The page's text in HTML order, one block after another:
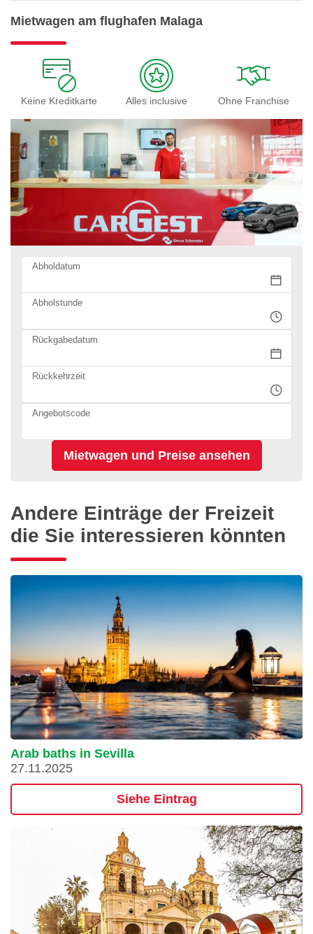
Mietwagen am flughafen Malaga
Keine Kreditkarte Alles inclusive Ohne Franchise
Abholdatum
Abholstunde
Rückgabedatum
Rückkehrzeit
Angebotscode
Andere Einträge der Freizeit
die Sie interessieren könnten
Arab baths in Sevilla
27.11.2025
Siehe Eintrag